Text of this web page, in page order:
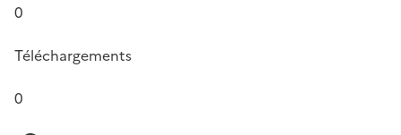
0
Téléchargements
0